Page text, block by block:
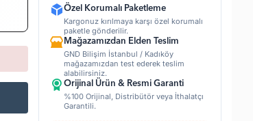
Özel Korumalı Paketleme
Kargonuz kırılmaya karşı özel korumalı
paketle gönderilir.
Mağazamızdan Elden Teslim
GND Bilişim İstanbul / Kadıköy
mağazamızdan test ederek teslim
alabilirsiniz.
Orijinal Ürün & Resmi Garanti
%100 Orijinal, Distribütör veya İthalatçı
Garantili.